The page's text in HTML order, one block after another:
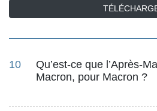
10
Qu’est-ce que l’Après-
Macron, pour Macron ?